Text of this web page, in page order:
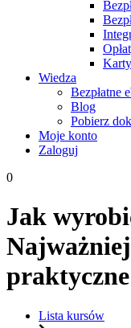
Wiedza
Bezpłatne
Blog
Pobierz
Moje konto
Zaloguj
0
Jak
Lista kursów